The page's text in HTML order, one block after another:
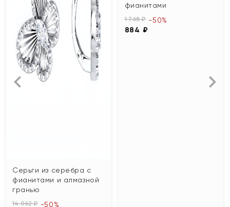
Серьги из серебра с
фианитами и алмазной
гранью
14 062 ₽ -50%
фианитами
1 768 ₽
884 ₽
-50%